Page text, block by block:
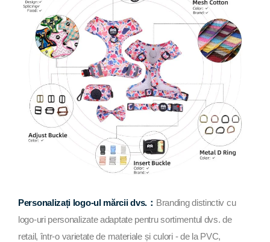
Personalizați logo-ul mărcii dvs.： Branding distinctiv cu
logo-uri personalizate adaptate pentru sortimentul dvs. de
retail, într-o varietate de materiale și culori - de la PVC,